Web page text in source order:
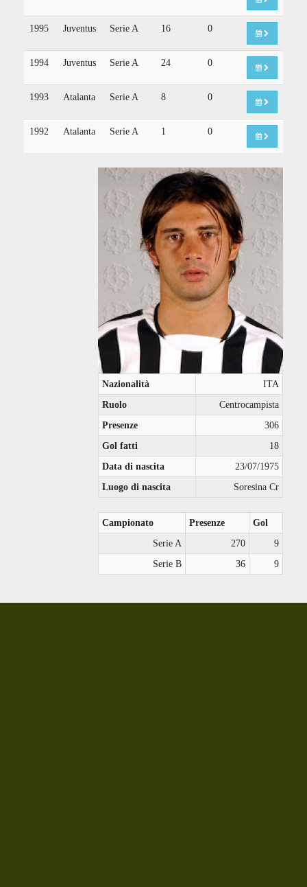
1995 Juventus Serie A 16 0
1994 Juventus Serie A 24 0
1993 Atalanta Serie A 8 0
1992 Atalanta Serie A 1 0
Nazionalità
ITA
Ruolo
Centrocampista
Presenze
306
Gol fatti
18
Data di nascita
23/07/1975
Luogo di nascita
Soresina Cr
Campionato Presenze
Gol
Serie A
270
9
Serie B
36 9